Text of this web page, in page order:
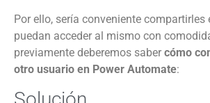
Por ello, sería conveniente compartirles
puedan acceder al mismo con
previamente deberemos saber cómo
otro usuario en Power Automate: